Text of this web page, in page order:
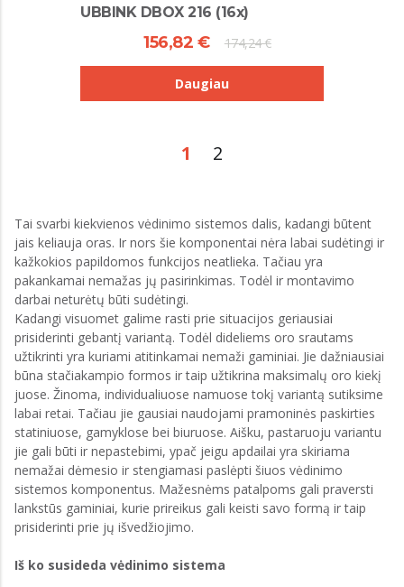
UBBINK DBOX 216 (16x)
156,82 € 174,24 €
Daugiau
1 2
Tai svarbi kiekvienos vėdinimo sistemos dalis, kadangi būtent
jais keliauja oras. Ir nors šie komponentai nėra labai sudėtingi ir
kažkokios papildomos funkcijos neatlieka. Tačiau yra
pakankamai nemažas jų pasirinkimas. Todėl ir montavimo
darbai neturėtų būti sudėtingi.
Kadangi visuomet galime rasti prie situacijos geriausiai
prisiderinti gebantį variantą. Todėl dideliems oro srautams
užtikrinti yra kuriami atitinkamai nemaži gaminiai. Jie dažniausiai
būna stačiakampio formos ir taip užtikrina maksimalų oro kiekį
juose. Žinoma, individualiuose namuose tokį variantą sutiksime
labai retai. Tačiau jie gausiai naudojami pramoninės paskirties
statiniuose, gamyklose bei biuruose. Aišku, pastaruoju variantu
jie gali būti ir nepastebimi, ypač jeigu apdailai yra skiriama
nemažai dėmesio ir stengiamasi paslėpti šiuos vėdinimo
sistemos komponentus. Mažesnėms patalpoms gali praversti
lankstūs gaminiai, kurie prireikus gali keisti savo formą ir taip
prisiderinti prie jų išvedžiojimo.
Iš ko susideda vėdinimo sistema